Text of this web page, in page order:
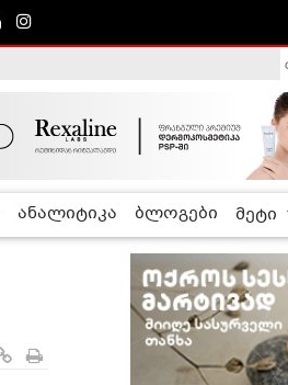
ანალიტიკა ბლოგები მეტი